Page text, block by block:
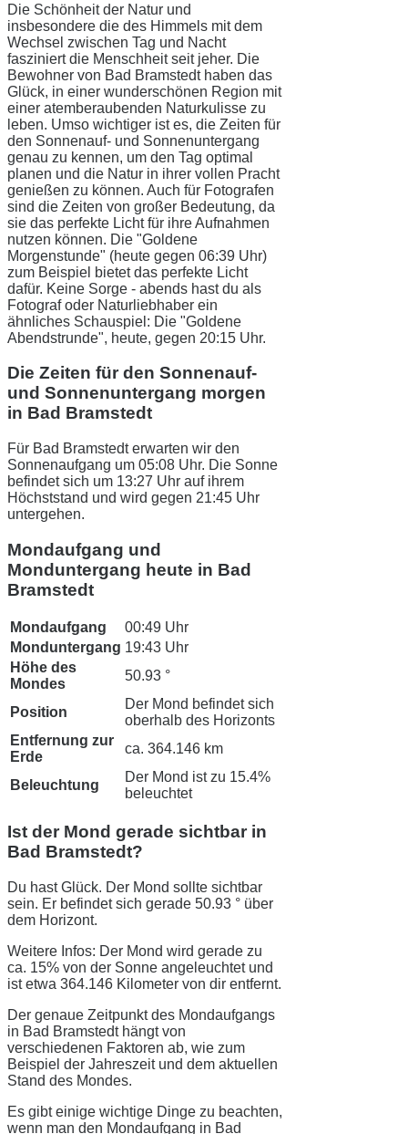
Die Schönheit der Natur und
insbesondere die des Himmels mit dem
Wechsel zwischen Tag und Nacht
fasziniert die Menschheit seit jeher. Die
Bewohner von Bad Bramstedt haben das
Glück, in einer wunderschönen Region mit
einer atemberaubenden Naturkulisse zu
leben. Umso wichtiger ist es, die Zeiten für
den Sonnenauf- und Sonnenuntergang
genau zu kennen, um den Tag optimal
planen und die Natur in ihrer vollen Pracht
genießen zu können. Auch für Fotografen
sind die Zeiten von großer Bedeutung, da
sie das perfekte Licht für ihre Aufnahmen
nutzen können. Die "Goldene
Morgenstunde" (heute gegen 06:39 Uhr)
zum Beispiel bietet das perfekte Licht
dafür. Keine Sorge - abends hast du als
Fotograf oder Naturliebhaber ein
ähnliches Schauspiel: Die "Goldene
Abendstrunde", heute, gegen 20:15 Uhr.
Die Zeiten für den Sonnenauf-
und Sonnenuntergang morgen
in Bad Bramstedt
Für Bad Bramstedt erwarten wir den
Sonnenaufgang um 05:08 Uhr. Die Sonne
befindet sich um 13:27 Uhr auf ihrem
Höchststand und wird gegen 21:45 Uhr
untergehen.
Mondaufgang und
Monduntergang heute in Bad
Bramstedt
Mondaufgang
00:49 Uhr
Monduntergang 19:43 Uhr
Höhe des
Mondes
50.93 °
Position
Der Mond befindet sich
oberhalb des Horizonts
Entfernung zur
Erde
ca. 364.146 km
Beleuchtung
Der Mond ist zu 15.4%
beleuchtet
Ist der Mond gerade sichtbar in
Bad Bramstedt?
Du hast Glück. Der Mond sollte sichtbar
sein. Er befindet sich gerade 50.93 ° über
dem Horizont.
Weitere Infos: Der Mond wird gerade zu
ca. 15% von der Sonne angeleuchtet und
ist etwa 364.146 Kilometer von dir entfernt.
Der genaue Zeitpunkt des Mondaufgangs
in Bad Bramstedt hängt von
verschiedenen Faktoren ab, wie zum
Beispiel der Jahreszeit und dem aktuellen
Stand des Mondes.
Es gibt einige wichtige Dinge zu beachten,
wenn man den Mondaufgang in Bad